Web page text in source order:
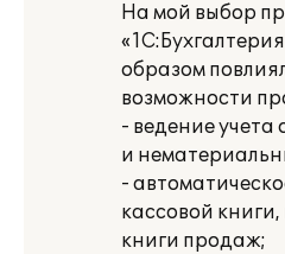
На мой выбор
образом
возможности
- ведение учета
и
-
кассовой
книги продаж;